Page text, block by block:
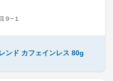
９−１
ンド カフェインレス 80g